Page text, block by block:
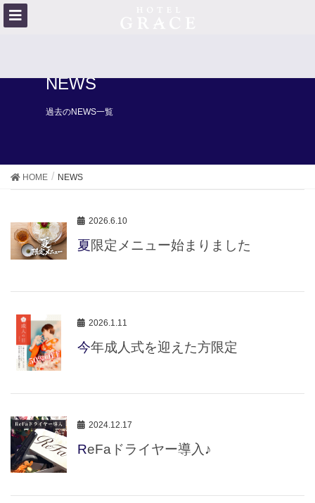
NEWS
過去のNEWS一覧
HOME NEWS
2026.6.10
夏限定メニュー始まりました
2026.1.11
今年成人式を迎えた方限定
2024.12.17
ReFaドライヤー導入♪